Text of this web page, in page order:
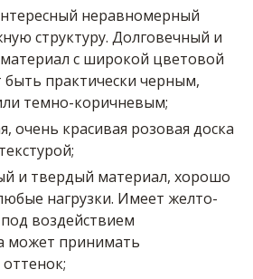
неравномерный
структуру. Долговечный и
с широкой цветовой
практически черным,
темно-коричневым;
очень красивая розовая доска
и твердый материал, хорошо
нагрузки. Имеет желто-
воздействием
может принимать